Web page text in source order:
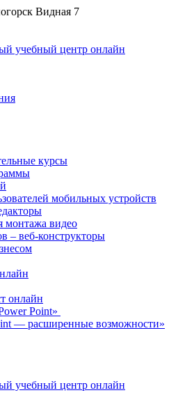
Видная 7
курсы
мобильных устройств
монтажа видео
– веб-конструкторы
онлайн
Point»
— расширенные возможности»